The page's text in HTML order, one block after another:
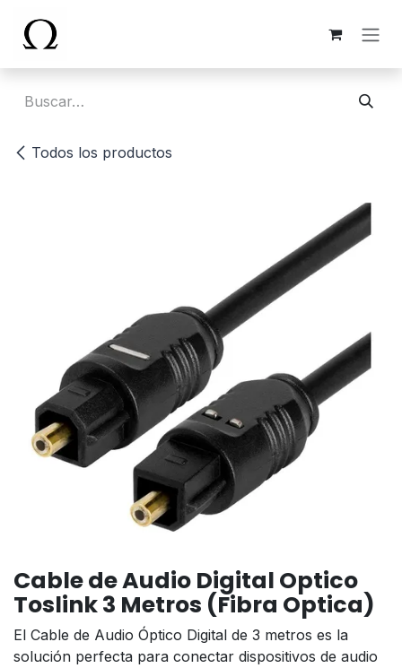
Todos los productos
Cable de Audio Digital Optico
Toslink 3 Metros (Fibra Optica)
El Cable de Audio Óptico Digital de 3 metros es la
solución perfecta para conectar dispositivos de audio